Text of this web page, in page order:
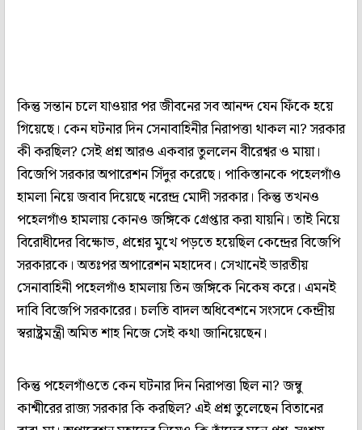
কিন্তু সন্তান চলে যাওয়ার পর জীবনের সব আনন্দ যেন ফিঁকে হয়ে
গিয়েছে। কেন ঘটনার দিন সেনাবাহিনীর নিরাপত্তা থাকল না? সরকার
কী করছিল? সেই প্রশ্ন আরও একবার তুললেন বীরেশ্বর ও মায়া।
বিজেপি সরকার অপারেশন সিঁদুর করেছে। পাকিস্তানকে পহেলগাঁও
হামলা নিয়ে জবাব দিয়েছে নরেন্দ্র মোদী সরকার। কিন্তু তখনও
পহেলগাঁও হামলায় কোনও জঙ্গিকে গ্রেপ্তার করা যায়নি। তাই নিয়ে
বিরোধীদের বিক্ষোভ, প্রশ্নের মুখে পড়তে হয়েছিল কেন্দ্রের বিজেপি
সরকারকে। অতঃপর অপারেশন মহাদেব। সেখানেই ভারতীয়
সেনাবাহিনী পহেলগাঁও হামলায় তিন জঙ্গিকে নিকেষ করে। এমনই
দাবি বিজেপি সরকারের। চলতি বাদল অধিবেশনে সংসদে কেন্দ্রীয়
স্বরাষ্ট্রমন্ত্রী অমিত শাহ নিজে সেই কথা জানিয়েছেন।
কিন্তু পহেলগাঁওতে কেন ঘটনার দিন নিরাপত্তা ছিল না? জম্বু
কাশ্মীরের রাজ্য সরকার কি করছিল? এই প্রশ্ন তুলেছেন বিতানের